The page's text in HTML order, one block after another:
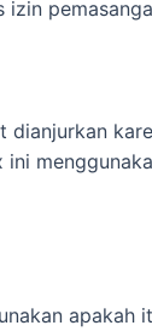
izin